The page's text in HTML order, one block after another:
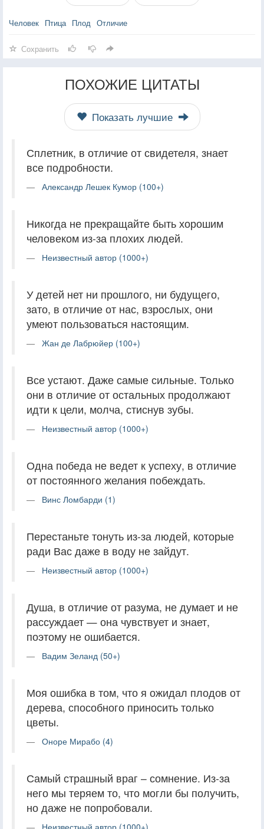
Человек Птица Плод Отличие
Сохранить
ПОХОЖИЕ ЦИТАТЫ
Показать лучшие
Сплетник, в отличие от свидетеля, знает
все подробности.
Александр Лешек Кумор (100+)
Никогда не прекращайте быть хорошим
человеком из-за плохих людей.
Неизвестный автор (1000+)
У детей нет ни прошлого, ни будущего,
зато, в отличие от нас, взрослых, они
умеют пользоваться настоящим.
Жан де Лабрюйер (100+)
Все устают. Даже самые сильные. Только
они в отличие от остальных продолжают
идти к цели, молча, стиснув зубы.
Неизвестный автор (1000+)
Одна победа не ведет к успеху, в отличие
от постоянного желания побеждать.
Винс Ломбарди (1)
Перестаньте тонуть из-за людей, которые
ради Вас даже в воду не зайдут.
Неизвестный автор (1000+)
Душа, в отличие от разума, не думает и не
рассуждает — она чувствует и знает,
поэтому не ошибается.
Вадим Зеланд (50+)
Моя ошибка в том, что я ожидал плодов от
дерева, способного приносить только
цветы.
Оноре Мирабо (4)
Самый страшный враг – сомнение. Из-за
него мы теряем то, что могли бы получить,
но даже не попробовали.
Неизвестный автор (1000+)